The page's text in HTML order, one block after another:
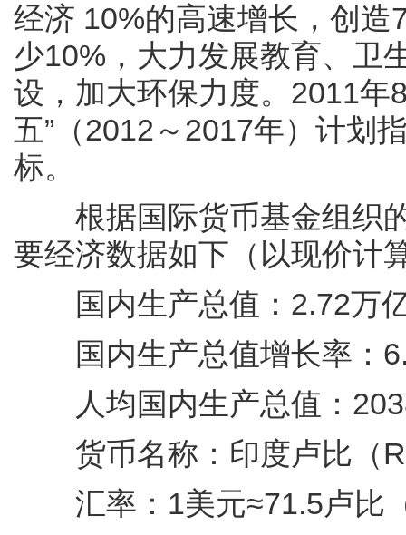
经济 10%的高速增长，创
少10%，大力发展教育、卫
设，加大环保力度。2011年
五”（2012～2017年）计划
标。
根据国际货币基金组织的
要经济数据如下（以现价计
国内生产总值：2.72万
国内生产总值增长率：
人均国内生产总值：
货币名称：印度卢比（
汇率：1美元≈71.5卢比